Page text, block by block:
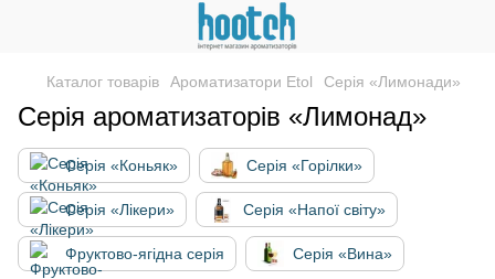
Каталог товарів Ароматизатори Etol Серія «Лимонади»
Серія ароматизаторів «Лимонад»
Серія «Коньяк» Серія «Горілки»
Серія «Лікери» Серія «Напої світу»
Фруктово-ягідна серія Серія «Вина»